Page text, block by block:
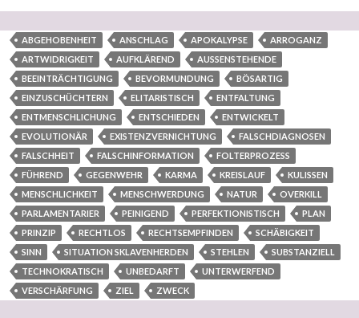
ABGEHOBENHEIT ANSCHLAG APOKALYPSE
ARROGANZ
ARTWIDRIGKEIT
AUFKLÄREND
AUSSENSTEHENDE
BEEINTRÄCHTIGUNG
BEVORMUNDUNG
BÖSARTIG
EINZUSCHÜCHTERN
ELITARISTISCH
ENTFALTUNG
ENTMENSCHLICHUNG
ENTSCHIEDEN
ENTWICKELT
EVOLUTIONÄR
EXISTENZVERNICHTUNG
FALSCHDIAGNOSEN
FALSCHHEIT
FALSCHINFORMATION
FOLTERPROZESS
FÜHREND
GEGENWEHR KARMA KREISLAUF
KULISSEN
MENSCHLICHKEIT
MENSCHWERDUNG NATUR
OVERKILL
PARLAMENTARIER
PEINIGEND PERFEKTIONISTISCH
PLAN
PRINZIP
RECHTLOS RECHTSEMPFINDEN
SCHÄBIGKEIT
SINN
SITUATION SKLAVENHERDEN STEHLEN
SUBSTANZIELL
TECHNOKRATISCH
UNBEDARFT
UNTERWERFEND
VERSCHÄRFUNG
ZIEL ZWECK